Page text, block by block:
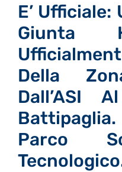
E’ Ufficiale:
Giunta
Della
Dall’ASI
Parco